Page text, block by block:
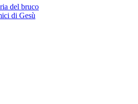
del bruco
di Gesù